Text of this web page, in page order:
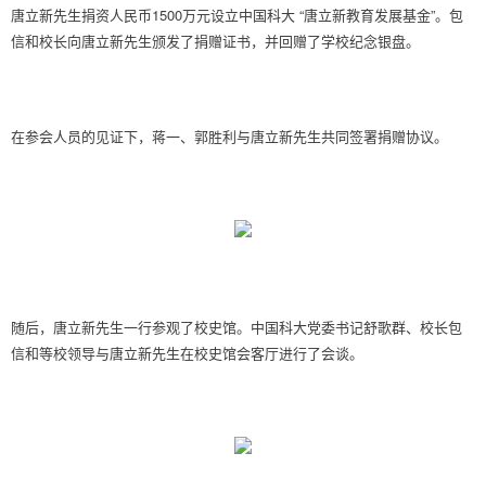
唐立新先生捐资人民币1500万元设立中国科大 “唐立新教育发展基金”。包
信和校长向唐立新先生颁发了捐赠证书，并回赠了学校纪念银盘。
在参会人员的见证下，蒋一、郭胜利与唐立新先生共同签署捐赠协议。
随后，唐立新先生一行参观了校史馆。中国科大党委书记舒歌群、校长包
信和等校领导与唐立新先生在校史馆会客厅进行了会谈。